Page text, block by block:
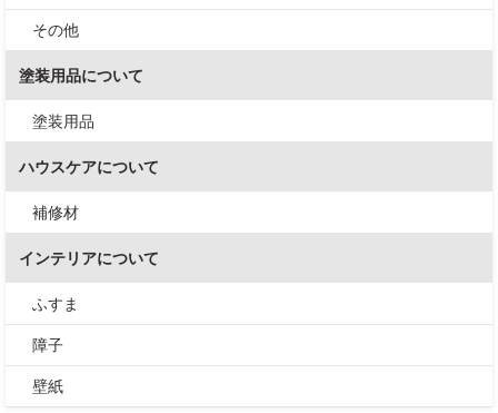
その他
塗装用品について
塗装用品
ハウスケアについて
補修材
インテリアについて
ふすま
障子
壁紙